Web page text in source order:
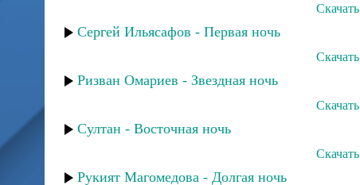
Скачать
Сергей Ильясафов - Первая ночь
Скачать
Ризван Омариев - Звездная ночь
Скачать
Султан - Восточная ночь
Скачать
Рукият Магомедова - Долгая ночь